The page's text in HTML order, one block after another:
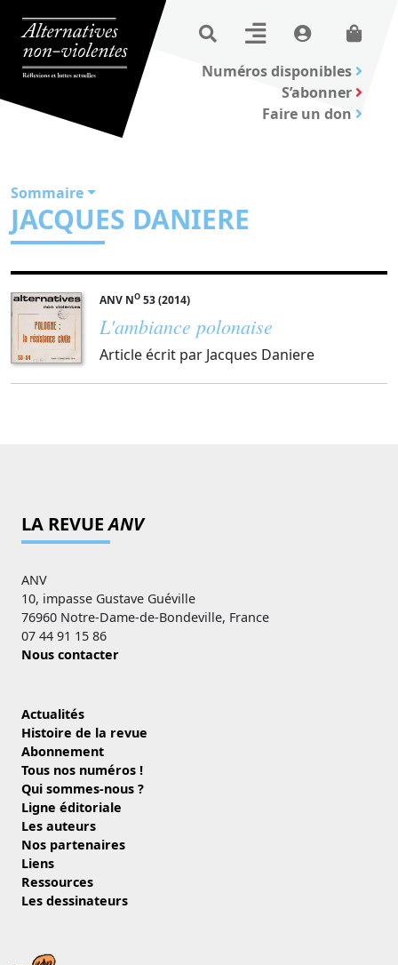
Numéros disponibles
S’abonner
Faire un don
Sommaire
JACQUES DANIERE
ANV NO 53 (2014)
L'ambiance polonaise
Article écrit par Jacques Daniere
LA REVUEANV
ANV
10, impasse Gustave Guéville
76960 Notre-Dame-de-Bondeville, France
07 44 91 15 86
Nous contacter
Actualités
Histoire de la revue
Abonnement
Tous nos numéros !
Qui sommes-nous ?
Ligne éditoriale
Les auteurs
Nos partenaires
Liens
Ressources
Les dessinateurs